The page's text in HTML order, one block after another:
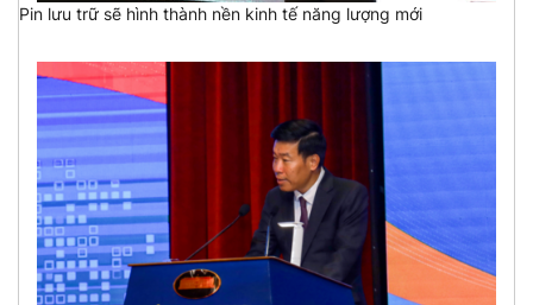
Pin lưu trữ sẽ hình thành nền kinh tế năng lượng mới